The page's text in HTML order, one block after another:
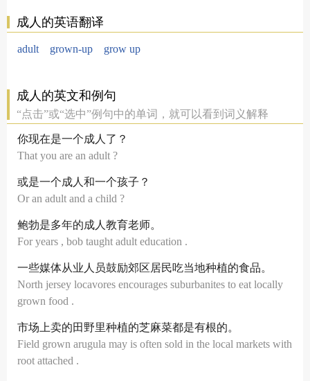
成人的英语翻译
adult grown-up grow up
成人的英文和例句
“点击”或“选中”例句中的单词，就可以看到词义解释
你现在是一个成人了？
That you are an adult ?
或是一个成人和一个孩子？
Or an adult and a child ?
鲍勃是多年的成人教育老师。
For years , bob taught adult education .
一些媒体从业人员鼓励郊区居民吃当地种植的食品。
North jersey locavores encourages suburbanites to eat locally
grown food .
市场上卖的田野里种植的芝麻菜都是有根的。
Field grown arugula may is often sold in the local markets with
root attached .